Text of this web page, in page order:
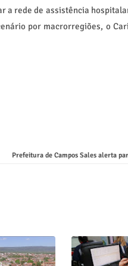
a rede de assistência
por macrorregiões, o
Prefeitura de Campos Sales alerta